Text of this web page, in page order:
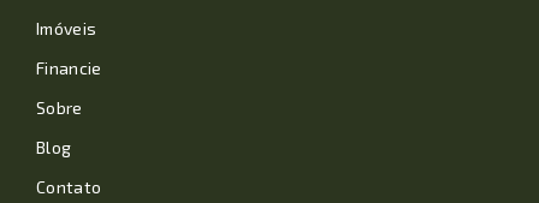
Imóveis
Financie
Sobre
Blog
Contato